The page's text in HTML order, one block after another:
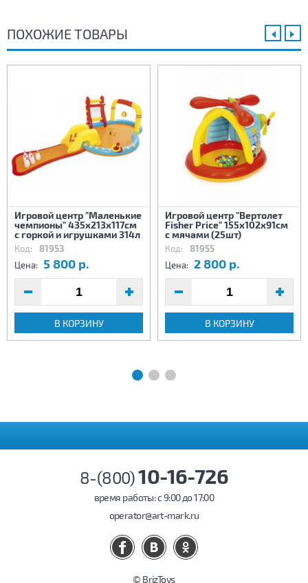
ПОХОЖИЕ ТОВАРЫ
Игровой центр "Маленькие
чемпионы" 435х213х117см
с горкой и игрушками 314л
Код: 81953
Цена: 5 800 р.
В КОРЗИНУ
Игровой центр "Вертолет
Fisher Price" 155x102x91см
с мячами (25шт)
Код: 81955
Цена: 2 800 р.
В КОРЗИНУ
8-(800)10-16-726
время работы: c 9:00 до 17:00
operator@art-mark.ru
© BrizToys